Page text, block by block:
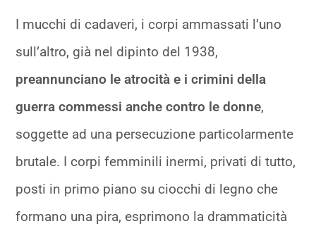
I mucchi di cadaveri, i corpi ammassati l’uno
sull’altro, già nel dipinto del 1938,
preannunciano le atrocità e i crimini della
guerra commessi anche contro le donne,
soggette ad una persecuzione particolarmente
brutale. I corpi femminili inermi, privati di tutto,
posti in primo piano su ciocchi di legno che
formano una pira, esprimono la drammaticità